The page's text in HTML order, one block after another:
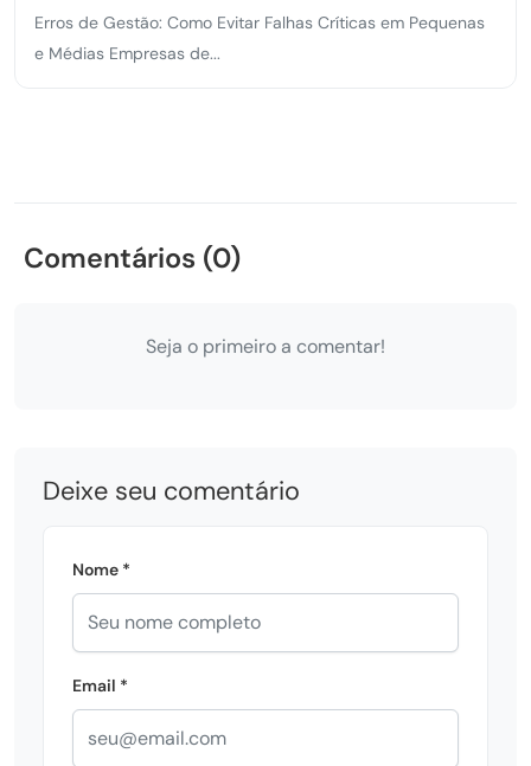
Erros de Gestão: Como Evitar Falhas Críticas em Pequenas
e Médias Empresas de...
Comentários (0)
Seja o primeiro a comentar!
Deixe seu comentário
Nome *
Email *